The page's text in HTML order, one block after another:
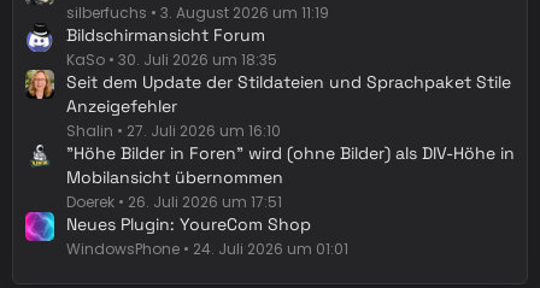
silberfuchs 3. August 2026 um 11:19
Bildschirmansicht Forum
KaSo 30. Juli 2026 um 18:35
Seit dem Update der Stildateien und Sprachpaket Stile
Anzeigefehler
Shalin 27. Juli 2026 um 16:10
"Höhe Bilder in Foren" wird (ohne Bilder) als DIV-Höhe in
Mobilansicht übernommen
Doerek 26. Juli 2026 um 17:51
Neues Plugin: YoureCom Shop
WindowsPhone 24. Juli 2026 um 01:01